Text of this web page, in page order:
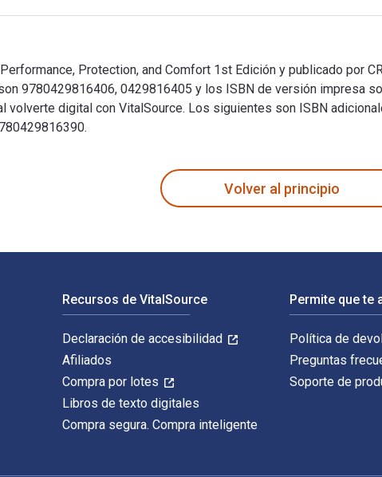
Protection, and Comfort 1st Edición y publicado por
9780429816406, 0429816405 y los ISBN de versión impresa
volverte digital con VitalSource. Los siguientes son ISBN
Volver al principio
Recursos de VitalSource
Declaración de accesibilidad
Afiliados
Compra por lotes
Libros de texto digitales
Compra segura. Compra inteligente
Permite que te
Política de
Preguntas
Soporte de